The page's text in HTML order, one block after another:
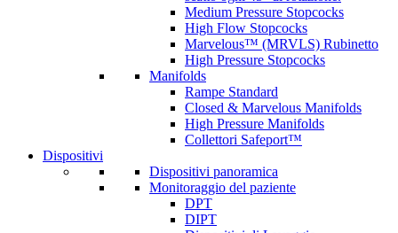
Medium Pressure Stopcocks
High Flow Stopcocks
Marvelous™ (MRVLS) Rubinetto
High Pressure Stopcocks
Manifolds
Rampe Standard
Closed & Marvelous Manifolds
High Pressure Manifolds
Collettori Safeport™
Dispositivi
Dispositivi panoramica
Monitoraggio del paziente
DPT
DIPT